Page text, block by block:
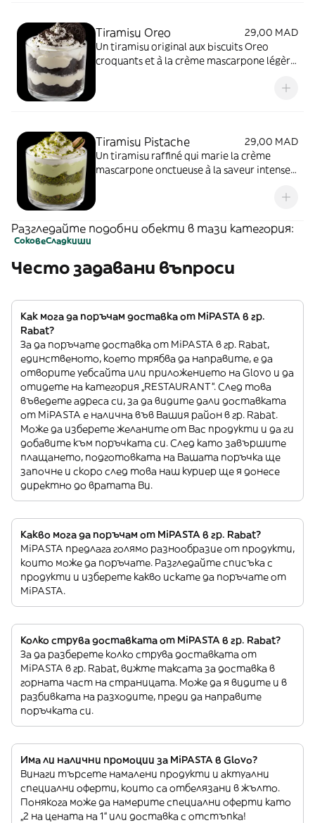
Tiramisu Oreo
29,00 MAD
Un tiramisu original aux biscuits Oreo
croquants et à la crème mascarpone légère.
Tiramisu Pistache
29,00 MAD
Un tiramisu raffiné qui marie la crème
mascarpone onctueuse à la saveur intense
gourmand et élégant pour les amateurs de
Разгледайте подобни обекти в тази категория:
СоковеСладкиши
Често задавани въпроси
Как мога да поръчам доставка от MiPASTA в гр.
Rabat?
За да поръчате доставка от MiPASTA в гр. Rabat,
единственото, което трябва да направите, е да
отворите уебсайта или приложението на Glovo и да
отидете на категория „RESTAURANT”. След това
въведете адреса си, за да видите дали доставката
от MiPASTA е налична във Вашия район в гр. Rabat.
Може да изберете желаните от Вас продукти и да ги
добавите към поръчката си. След като завършите
плащането, подготовката на Вашата поръчка ще
започне и скоро след това наш куриер ще я донесе
директно до вратата Ви.
Какво мога да поръчам от MiPASTA в гр. Rabat?
MiPASTA предлага голямо разнообразие от продукти,
които може да поръчате. Разгледайте списъка с
продукти и изберете какво искате да поръчате от
MiPASTA.
Колко струва доставката от MiPASTA в гр. Rabat?
За да разберете колко струва доставката от
MiPASTA в гр. Rabat, вижте таксата за доставка в
горната част на страницата. Може да я видите и в
разбивката на разходите, преди да направите
поръчката си.
Има ли налични промоции за MiPASTA в Glovo?
Винаги търсете намалени продукти и актуални
специални оферти, които са отбелязани в жълто.
Понякога може да намерите специални оферти като
„2 на цената на 1“ или доставка с отстъпка!